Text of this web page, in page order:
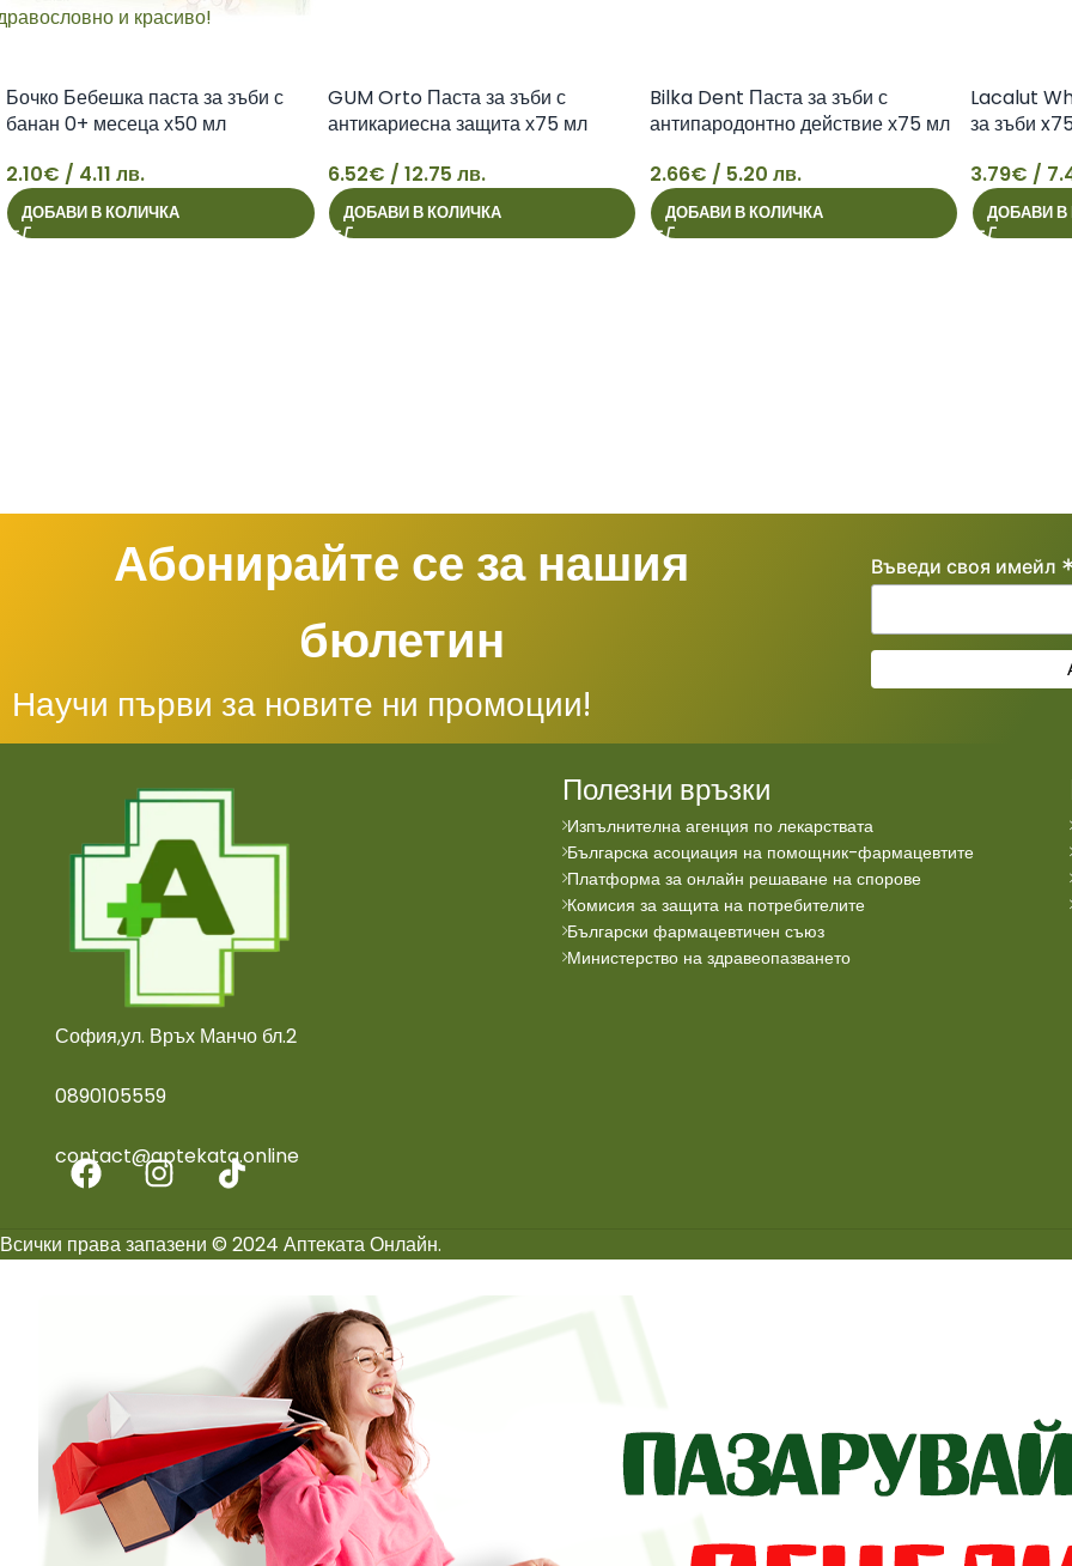
Бочко Бебешка паста за зъби с
банан 0+ месеца х50 мл
2.10€ / 4.11 лв.
ДОБАВИ В КОЛИЧКА
GUM Orto Паста за зъби с
антикариесна защита х75 мл
6.52€ / 12.75 лв.
ДОБАВИ В КОЛИЧКА
Bilka Dent Паста за зъби с
антипародонтно действие х75 мл
2.66€ / 5.20 лв.
ДОБАВИ В КОЛИЧКА
Lacalut
за зъби
3.79€ /
ДОБАВИ В
Абонирайте се за нашия
бюлетин
Научи първи за новите ни промоции!
Въведи своя имейл
София,ул. Връх Манчо бл.2
0890105559
contact@aptekata.online
Полезни връзки
Изпълнителна агенция по лекарствата
Българска асоциация на помощник-фармацевтите
Платформа за онлайн решаване на спорове
Комисия за защита на потребителите
Български фармацевтичен съюз
Министерство на здравеопазването
Всички права запазени © 2024 Аптеката Онлайн.